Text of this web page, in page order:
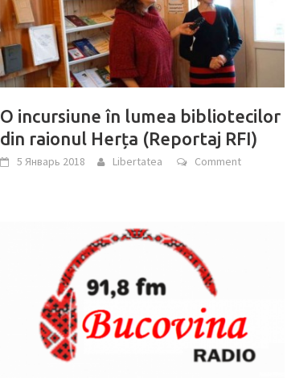
O incursiune în lumea bibliotecilor
din raionul Herța (Reportaj RFI)
5 Январь 2018 Libertatea Comment